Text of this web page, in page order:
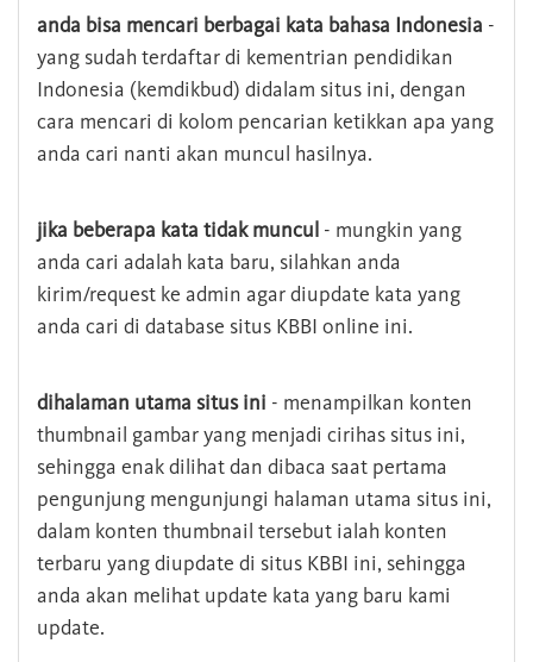
anda bisa mencari berbagai kata bahasa Indonesia -
yang sudah terdaftar di kementrian pendidikan
Indonesia (kemdikbud) didalam situs ini, dengan
cara mencari di kolom pencarian ketikkan apa yang
anda cari nanti akan muncul hasilnya.
jika beberapa kata tidak muncul - mungkin yang
anda cari adalah kata baru, silahkan anda
kirim/request ke admin agar diupdate kata yang
anda cari di database situs KBBI online ini.
dihalaman utama situs ini - menampilkan konten
thumbnail gambar yang menjadi cirihas situs ini,
sehingga enak dilihat dan dibaca saat pertama
pengunjung mengunjungi halaman utama situs ini,
dalam konten thumbnail tersebut ialah konten
terbaru yang diupdate di situs KBBI ini, sehingga
anda akan melihat update kata yang baru kami
update.